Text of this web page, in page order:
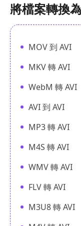
將檔案轉換
MOV 到 AVI
MKV 轉 AVI
WebM 轉 AVI
AVI 到 AVI
MP3 轉 AVI
M4S 轉 AVI
WMV 轉 AVI
FLV 轉 AVI
M3U8 轉 AVI